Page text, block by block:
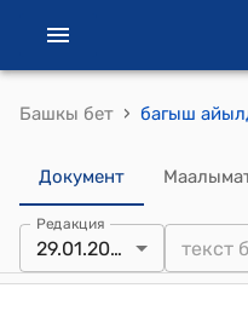
Башкы бет ›
Документ
Редакция
29.01.2024